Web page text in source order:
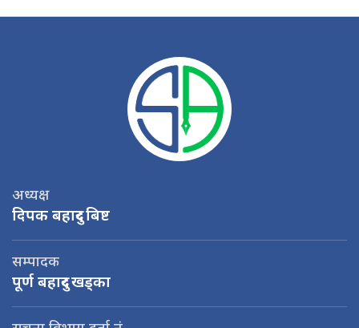
अध्यक्ष
दिपक बहादुर बिष्ट
सम्पादक
पूर्ण बहादुर खड्का